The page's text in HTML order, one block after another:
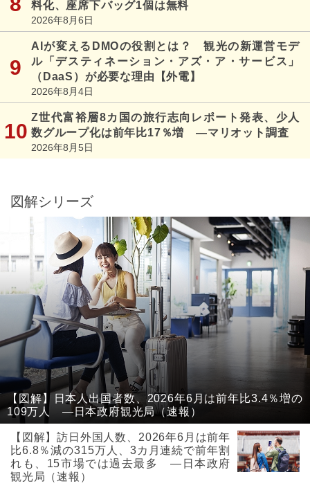
料化、座席下バッグ1個は無料
2026年8月6日
AIが変えるDMOの役割とは？ 観光の新運営モデ
ル「デスティネーション・アズ・ア・サービス」
（DaaS）が必要な理由【外電】
2026年8月4日
Z世代富裕層8カ国の旅行志向レポート発表、少人
数グループ化は前年比17％増 ―マリオット調査
2026年8月5日
図解シリーズ
【図解】日本人出国者数、2026年6月は前年比3.4％増の
109万人 ―日本政府観光局（速報）
【図解】訪日外国人数、2026年6月は前年
比6.8％減の315万人、3カ月連続で前年割
れも、15市場では過去最多 ―日本政府
観光局（速報）